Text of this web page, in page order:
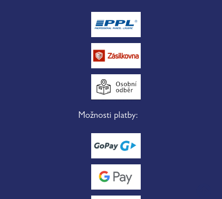
Možnosti platby: